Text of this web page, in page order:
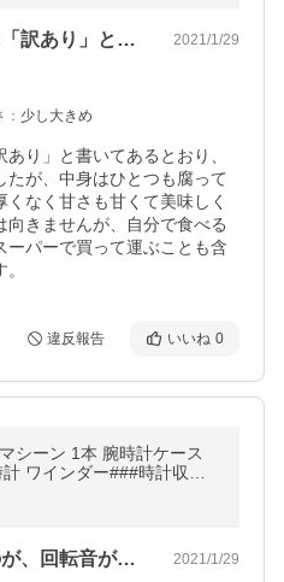
大きさや見た目は確かに「訳あり」と書い… 2021/1/29
： 少し大きめ
り」と書いてあるとおり、
が、中身はひとつも腐って
なく甘さも甘くて美味しく
きませんが、自分で食べる
パーで買って運ぶことも含
違反報告 いいね 0
シーン 1本 腕時計ケース
ワインダー###時計収納J
以前から使っていたものが、回転音が鳴り… 2021/1/29